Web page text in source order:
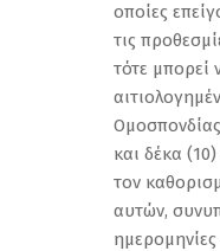
οποίες
τις
τότε μπορεί
και δέκα
τον
αυτών,